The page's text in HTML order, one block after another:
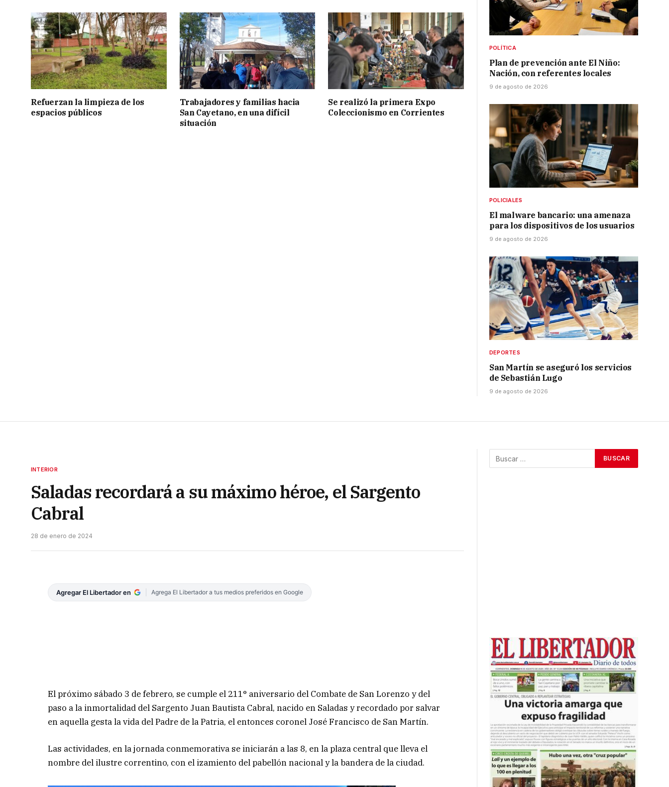
Refuerzan la limpieza de los
espacios públicos
Trabajadores y familias hacia
San Cayetano, en una difícil
situación
Se realizó la primera Expo
Coleccionismo en Corrientes
POLÍTICA
Plan de prevención ante El Niño:
Nación, con referentes locales
9 de agosto de 2026
POLICIALES
El malware bancario: una amenaza
para los dispositivos de los usuarios
9 de agosto de 2026
DEPORTES
San Martín se aseguró los servicios
de Sebastián Lugo
9 de agosto de 2026
INTERIOR
Saladas recordará a su máximo héroe, el Sargento
Cabral
28 de enero de 2024
Agregar El Libertador en Agrega El Libertador a tus medios preferidos en Google
El próximo sábado 3 de febrero, se cumple el 211° aniversario del Combate de San Lorenzo y del
paso a la inmortalidad del Sargento Juan Bautista Cabral, nacido en Saladas y recordado por salvar
en aquella gesta la vida del Padre de la Patria, el entonces coronel José Francisco de San Martín.
Las actividades, en la jornada conmemorativa se iniciarán a las 8, en la plaza central que lleva el
nombre del ilustre correntino, con el izamiento del pabellón nacional y la bandera de la ciudad.